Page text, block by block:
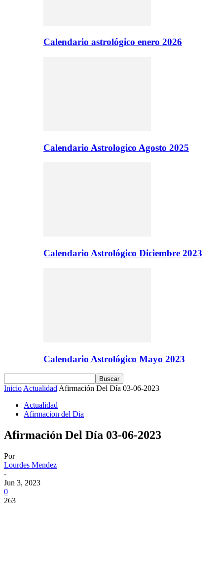
Calendario astrológico enero 2026
Calendario Astrologico Agosto 2025
Calendario Astrológico Diciembre 2023
Calendario Astrológico Mayo 2023
Inicio Actualidad Afirmación Del Día 03-06-2023
Actualidad
Afirmacion del Dia
Afirmación Del Día 03-06-2023
Por
Lourdes Mendez
-
Jun 3, 2023
0
263